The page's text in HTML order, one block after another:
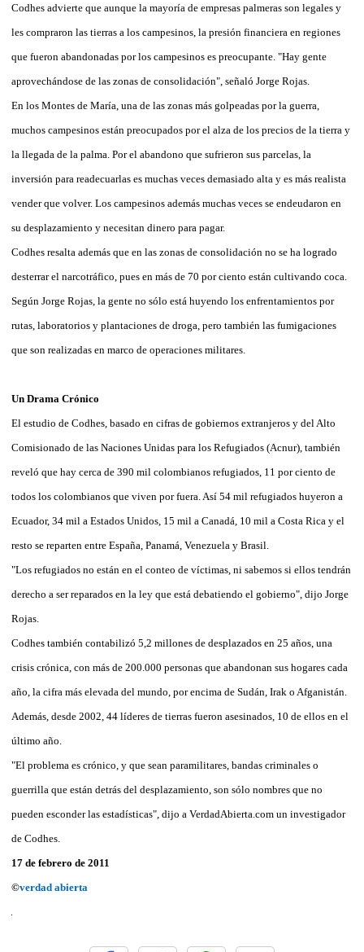
Codhes advierte que aunque la mayoría de empresas palmeras son legales y
les compraron las tierras a los campesinos, la presión financiera en regiones
que fueron abandonadas por los campesinos es preocupante. "Hay gente
aprovechándose de las zonas de consolidación", señaló Jorge Rojas.
En los Montes de María, una de las zonas más golpeadas por la guerra,
muchos campesinos están preocupados por el alza de los precios de la tierra y
la llegada de la palma. Por el abandono que sufrieron sus parcelas, la
inversión para readecuarlas es muchas veces demasiado alta y es más realista
vender que volver. Los campesinos además muchas veces se endeudaron en
su desplazamiento y necesitan dinero para pagar.
Codhes resalta además que en las zonas de consolidación no se ha logrado
desterrar el narcotráfico, pues en más de 70 por ciento están cultivando coca.
Según Jorge Rojas, la gente no sólo está huyendo los enfrentamientos por
rutas, laboratorios y plantaciones de droga, pero también las fumigaciones
que son realizadas en marco de operaciones militares.
Un Drama Crónico
El estudio de Codhes, basado en cifras de gobiernos extranjeros y del Alto
Comisionado de las Naciones Unidas para los Refugiados (Acnur), también
reveló que hay cerca de 390 mil colombianos refugiados, 11 por ciento de
todos los colombianos que viven por fuera. Así 54 mil refugiados huyeron a
Ecuador, 34 mil a Estados Unidos, 15 mil a Canadá, 10 mil a Costa Rica y el
resto se reparten entre España, Panamá, Venezuela y Brasil.
"Los refugiados no están en el conteo de víctimas, ni sabemos si ellos tendrán
derecho a ser reparados en la ley que está debatiendo el gobierno", dijo Jorge
Rojas.
Codhes también contabilizó 5,2 millones de desplazados en 25 años, una
crisis crónica, con más de 200.000 personas que abandonan sus hogares cada
año, la cifra más elevada del mundo, por encima de Sudán, Irak o Afganistán.
Además, desde 2002, 44 líderes de tierras fueron asesinados, 10 de ellos en el
último año.
"El problema es crónico, y que sean paramilitares, bandas criminales o
guerrilla que están detrás del desplazamiento, son sólo nombres que no
pueden esconder las estadísticas", dijo a VerdadAbierta.com un investigador
de Codhes.
17 de febrero de 2011
©verdad abierta